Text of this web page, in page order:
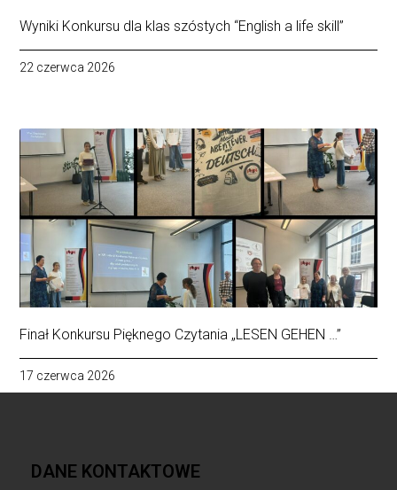
Wyniki Konkursu dla klas szóstych “English a life skill”
22 czerwca 2026
Finał Konkursu Pięknego Czytania „LESEN GEHEN …”
17 czerwca 2026
DANE KONTAKTOWE